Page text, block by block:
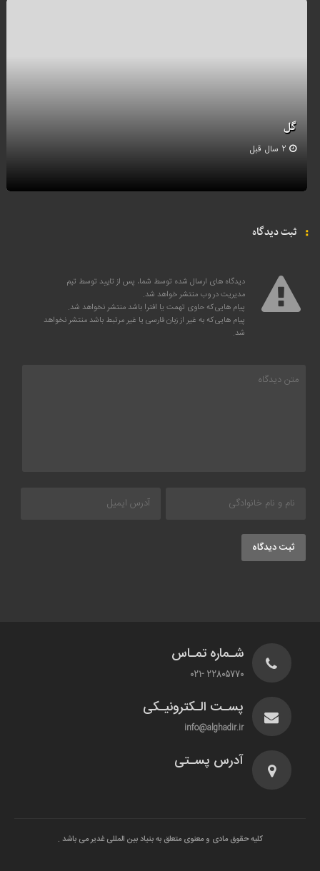
گل
2 سال قبل
ثبت دیدگاه
دیدگاه های ارسال شده توسط شما، پس از تایید توسط تیم
مدیریت در وب منتشر خواهد شد.
پیام هایی که حاوی تهمت یا افترا باشد منتشر نخواهد شد.
پیام هایی که به غیر از زبان فارسی یا غیر مرتبط باشد منتشر نخواهد
شد.
ثبت دیدگاه
شـماره تمـاس
22805770 -021
پسـت الـکترونیـکی
info@alghadir.ir
آدرس پسـتی
کلیه حقوق مادی و معنوی متعلق به بنیاد بین المللی غدیر می باشد .